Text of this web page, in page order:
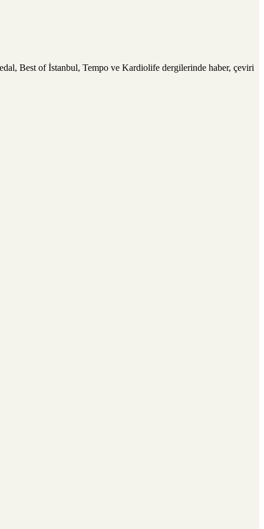
Best of İstanbul, Tempo ve Kardiolife dergilerinde haber, çeviri